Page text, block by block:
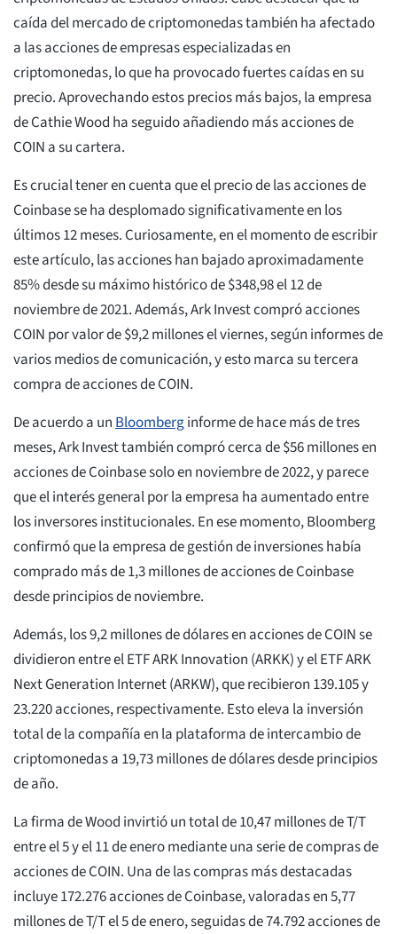
caída del mercado de criptomonedas también ha afectado
a las acciones de empresas especializadas en
criptomonedas, lo que ha provocado fuertes caídas en su
precio. Aprovechando estos precios más bajos, la empresa
de Cathie Wood ha seguido añadiendo más acciones de
COIN a su cartera.
Es crucial tener en cuenta que el precio de las acciones de
Coinbase se ha desplomado significativamente en los
últimos 12 meses. Curiosamente, en el momento de escribir
este artículo, las acciones han bajado aproximadamente
85% desde su máximo histórico de $348,98 el 12 de
noviembre de 2021. Además, Ark Invest compró acciones
COIN por valor de $9,2 millones el viernes, según informes de
varios medios de comunicación, y esto marca su tercera
compra de acciones de COIN.
De acuerdo a unBloomberginforme de hace más de tres
meses, Ark Invest también compró cerca de $56 millones en
acciones de Coinbase solo en noviembre de 2022, y parece
que el interés general por la empresa ha aumentado entre
los inversores institucionales. En ese momento, Bloomberg
confirmó que la empresa de gestión de inversiones había
comprado más de 1,3 millones de acciones de Coinbase
desde principios de noviembre.
Además, los 9,2 millones de dólares en acciones de COIN se
dividieron entre el ETF ARK Innovation (ARKK) y el ETF ARK
Next Generation Internet (ARKW), que recibieron 139.105 y
23.220 acciones, respectivamente. Esto eleva la inversión
total de la compañía en la plataforma de intercambio de
criptomonedas a 19,73 millones de dólares desde principios
de año.
La firma de Wood invirtió un total de 10,47 millones de T/T
entre el 5 y el 11 de enero mediante una serie de compras de
acciones de COIN. Una de las compras más destacadas
incluye 172.276 acciones de Coinbase, valoradas en 5,77
millones de T/T el 5 de enero, seguidas de 74.792 acciones de